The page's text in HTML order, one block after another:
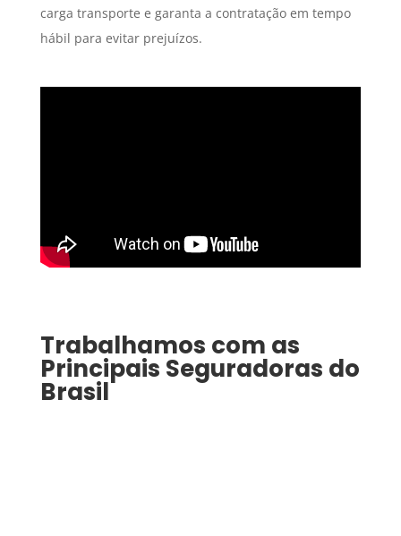
carga transporte e garanta a contratação em tempo
hábil para evitar prejuízos.
Trabalhamos com as
Principais Seguradoras do
Brasil